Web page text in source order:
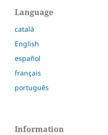
Language
català
English
español
français
português
Information